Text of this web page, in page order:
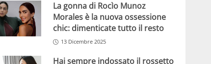
La gonna di Rocìo Munoz
Morales è la nuova ossessione
chic: dimenticate tutto il resto
13 Dicembre 2025
Hai sempre indossato il rossetto